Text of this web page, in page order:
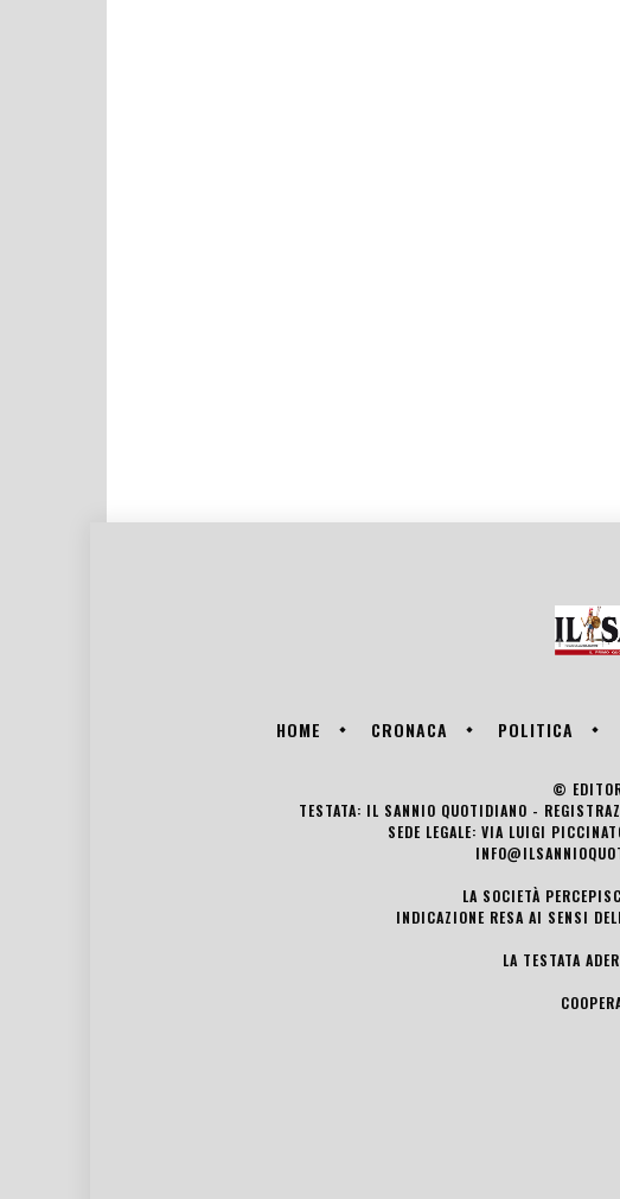
HOME CRONACA POLITICA
©
TESTATA: IL SANNIO QUOTIDIANO -
SEDE LEGALE: VIA LUIGI
LA SOCIETÀ
INDICAZIONE RESA AI SENSI
LA TESTATA